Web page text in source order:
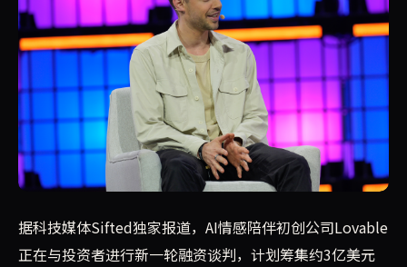
据Sifted报道，AI初创公司Lovable正进行新一轮3亿美元融
据科技媒体Sifted独家报道，AI情感陪伴初创公司Lovable
正在与投资者进行新一轮融资谈判，计划筹集约3亿美元